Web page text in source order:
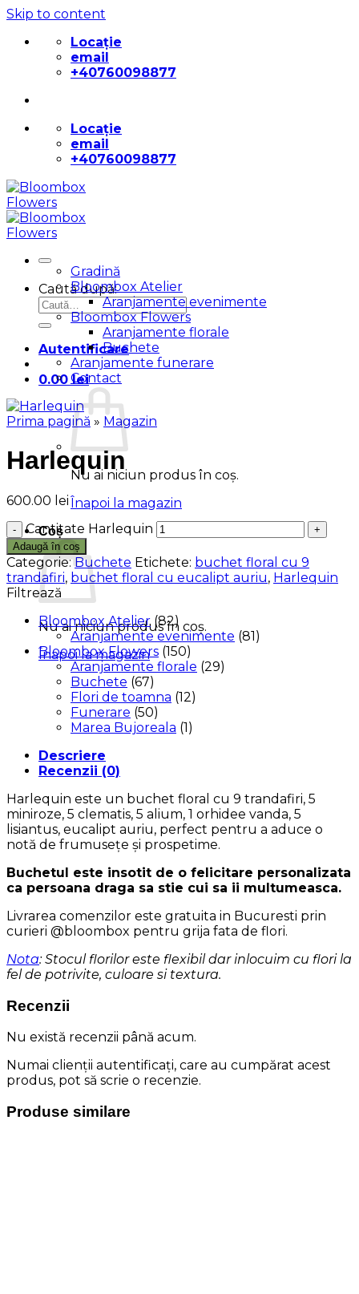
Skip to content
Locație
email
+40760098877
Locație
email
+40760098877
Caută după:
Autentificare
0.00lei
Nu ai niciun produs în coș.
Înapoi la magazin
Coș
Nu ai niciun produs în coș.
Înapoi la magazin
Gradină
Bloombox Atelier
Aranjamente evenimente
Bloombox Flowers
Aranjamente florale
Buchete
Aranjamente funerare
Contact
Prima pagină » Magazin
Harlequin
600.00 lei
Cantitate Harlequin
Adaugă în coș
Categorie:Buchete Etichete: buchet floral cu 9
trandafiri, buchet floral cu eucalipt auriu, Harlequin
Filtrează
Bloombox Atelier (82)
Aranjamente evenimente (81)
Bloombox Flowers (150)
Aranjamente florale (29)
Buchete (67)
Flori de toamna (12)
Funerare (50)
Marea Bujoreala (1)
Descriere
Recenzii (0)
Harlequin este un buchet floral cu 9 trandafiri, 5
miniroze, 5 clematis, 5 alium, 1 orhidee vanda, 5
lisiantus, eucalipt auriu, perfect pentru a aduce o
notă de frumusețe și prospetime.
Buchetul este insotit de o felicitare personalizata
ca persoana draga sa stie cui sa ii multumeasca.
Livrarea comenzilor este gratuita in Bucuresti prin
curieri @bloombox pentru grija fata de flori.
Nota: Stocul florilor este flexibil dar inlocuim cu flori la
fel de potrivite, culoare si textura.
Recenzii
Nu există recenzii până acum.
Numai clienții autentificați, care au cumpărat acest
produs, pot să scrie o recenzie.
Produse similare